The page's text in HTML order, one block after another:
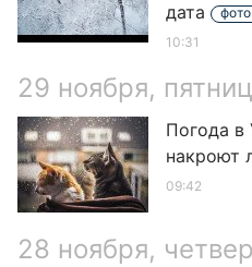
дата
фото
10:31
29 ноября,
Погода в
накроют
09:42
28 ноября,